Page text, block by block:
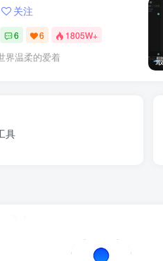
关注
6 6 1805W+
界温柔的爱着
具